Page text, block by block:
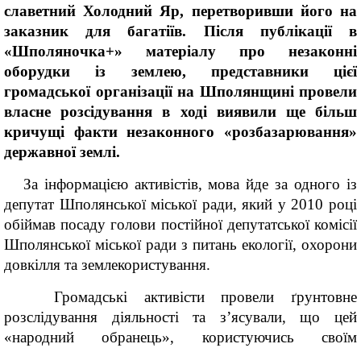
славетний Холодний Яр, перетворивши його на
заказник для багатіїв. Після публікації в
«Шполяночка+» матеріалу про незаконні
оборудки із землею, представники цієї
громадської організації на Шполянщині провели
власне розсідування в ході виявили ще більш
кричущі факти незаконного «розбазарювання»
державної землі.
За інформацією активістів, мова йде за одного із
депутат Шполянської міської ради, який у 2010 році
обіймав посаду голови постійної депутатської комісії
Шполянської міської ради з питань екології, охорони
довкілля та землекористування.
Громадські активісти провели ґрунтовне
розслідування діяльності та з’ясували, що цей
«народний обранець», користуючись своїм